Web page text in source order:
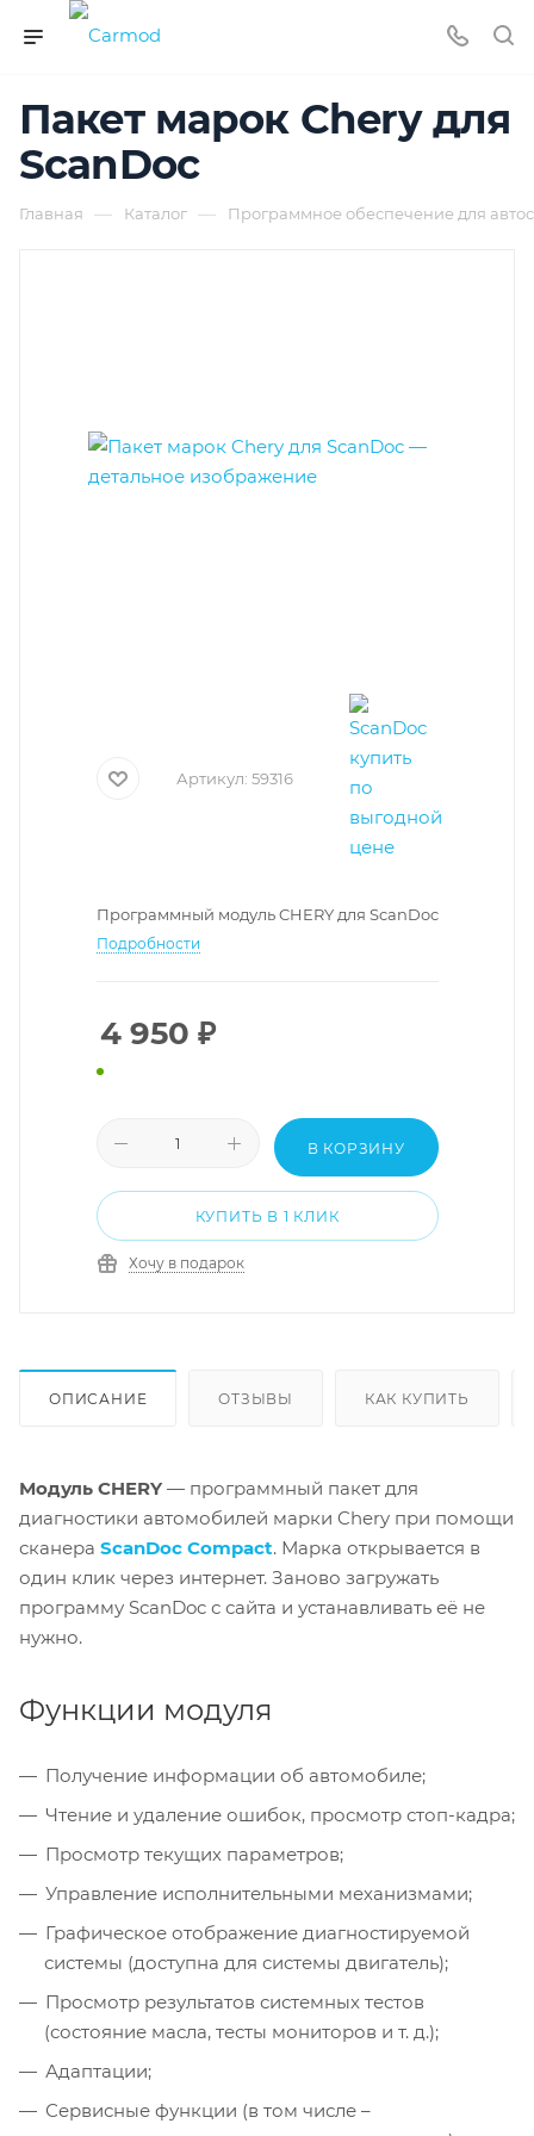
Пакет марок Chery для
ScanDoc
Главная — Каталог — Программное обеспечение для
Артикул: 59316
Программный модуль CHERY для ScanDoc
Подробности
4 950 ₽
В КОРЗИНУ
КУПИТЬ В 1 КЛИК
Хочу в подарок
ОПИСАНИЕ ОТЗЫВЫ КАК КУПИТЬ
Модуль CHERY — программный пакет для
диагностики автомобилей марки Chery при помощи
сканера ScanDoc Compact. Марка открывается в
один клик через интернет. Заново загружать
программу ScanDoc с сайта и устанавливать её не
нужно.
Функции модуля
Получение информации об автомобиле;
Чтение и удаление ошибок, просмотр стоп-кадра;
Просмотр текущих параметров;
Управление исполнительными механизмами;
Графическое отображение диагностируемой
системы (доступна для системы двигатель);
Просмотр результатов системных тестов
(состояние масла, тесты мониторов и т. д.);
Адаптации;
Сервисные функции (в том числе –